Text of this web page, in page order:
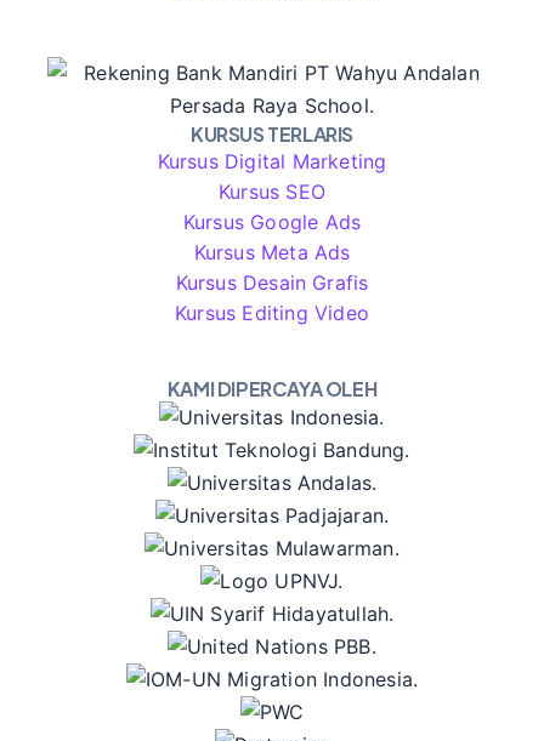
KURSUS TERLARIS
Kursus Digital Marketing
Kursus SEO
Kursus Google Ads
Kursus Meta Ads
Kursus Desain Grafis
Kursus Editing Video
KAMI DIPERCAYA OLEH